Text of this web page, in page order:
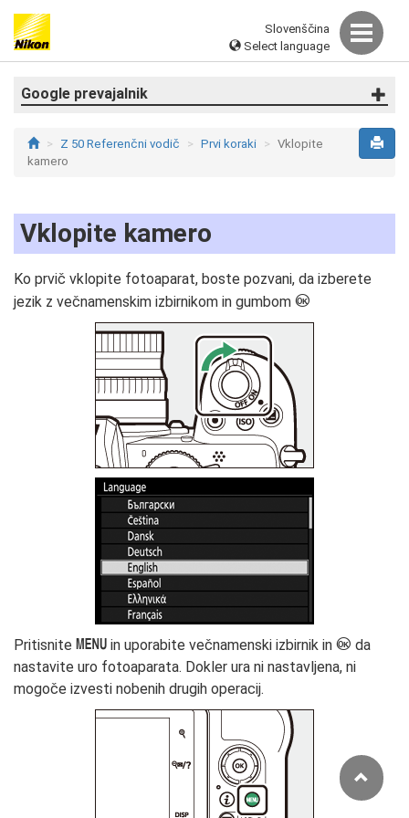
Slovenščina
Select language
Google prevajalnik
Z 50 Referenčni vodič Prvi koraki
Vklopite
kamero
Vklopite kamero
Ko prvič vklopite fotoaparat, boste pozvani, da izberete
jezik z večnamenskim izbirnikom in gumbom J
Pritisnite G in uporabite večnamenski izbirnik in J da
nastavite uro fotoaparata. Dokler ura ni nastavljena, ni
mogoče izvesti nobenih drugih operacij.